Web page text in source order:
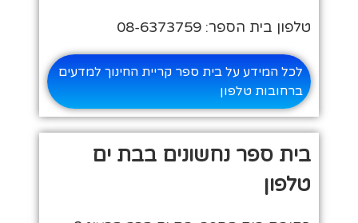
טלפון בית הספר: 08-6373759
לכל המידע על בית ספר קריית החינוך למדעים
ברחובות טלפון
בית ספר נחשונים בבת ים
טלפון